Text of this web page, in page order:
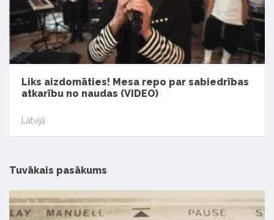
Liks aizdomāties! Mesa repo par sabiedrības
atkarību no naudas (VIDEO)
Latvijā
Tuvākais pasākums